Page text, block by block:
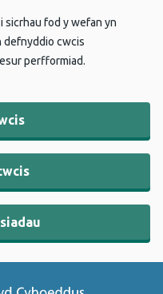
sicrhau fod y wefan yn
defnyddio cwcis
perfformiad.